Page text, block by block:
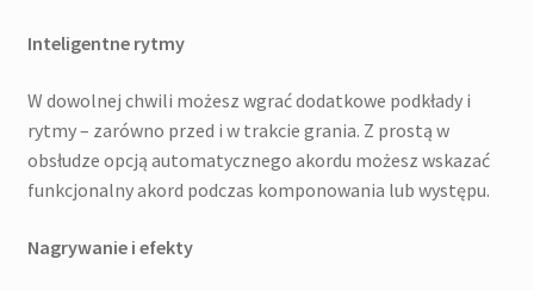
Inteligentne rytmy
W dowolnej chwili możesz wgrać dodatkowe podkłady i
rytmy – zarówno przed i w trakcie grania. Z prostą w
obsłudze opcją automatycznego akordu możesz wskazać
funkcjonalny akord podczas komponowania lub występu.
Nagrywanie i efekty